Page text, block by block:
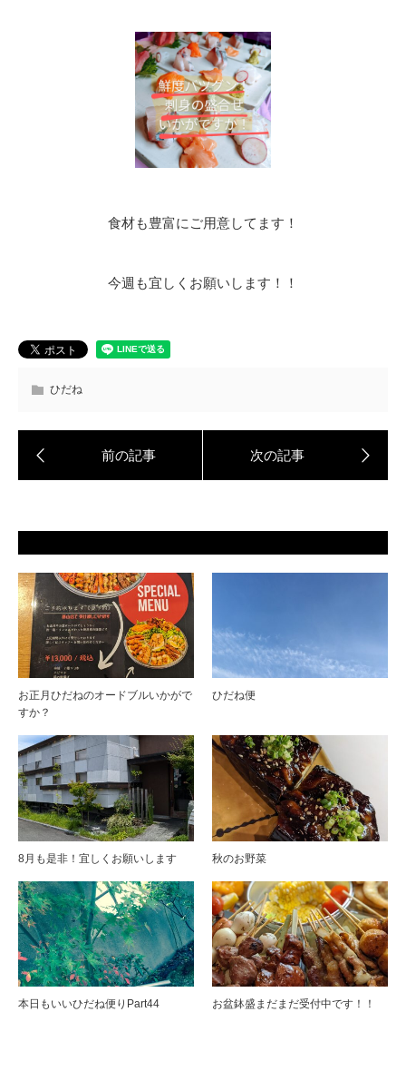
食材も豊富にご用意してます！
今週も宜しくお願いします！！
ひだね
お正月ひだねのオードブルいかがで
すか？
ひだね便
8月も是非！宜しくお願いします 秋のお野菜
本日もいいひだね便りPart44 お盆鉢盛まだまだ受付中です！！